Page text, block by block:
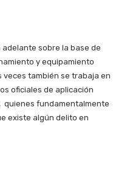
adelante sobre la base de
y equipamiento
veces también se trabaja en
oficiales de aplicación
quienes fundamentalmente
existe algún delito en